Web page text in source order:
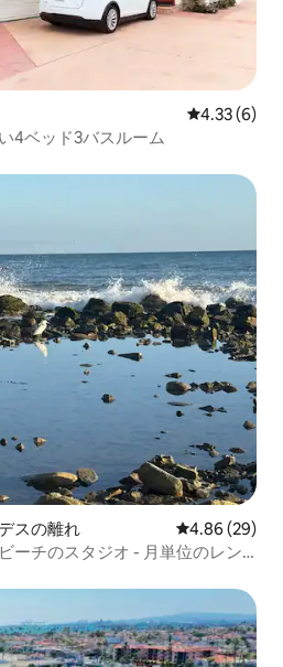
レビュー6
4.33 (6)
4ベッド3バスルーム
スの離れ レビュー29
4.86 (29)
ーチのスタジオ - 月単位のレン